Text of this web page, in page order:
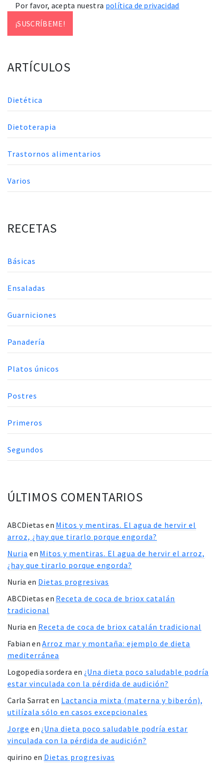
Por favor, acepta nuestra política de privacidad
ARTÍCULOS
Dietética
Dietoterapia
Trastornos alimentarios
Varios
RECETAS
Básicas
Ensaladas
Guarniciones
Panadería
Platos únicos
Postres
Primeros
Segundos
ÚLTIMOS COMENTARIOS
ABCDietas en Mitos y mentiras. El agua de hervir el
arroz, ¿hay que tirarlo porque engorda?
Nuria en Mitos y mentiras. El agua de hervir el arroz,
¿hay que tirarlo porque engorda?
Nuria en Dietas progresivas
ABCDietas en Receta de coca de briox catalán
tradicional
Nuria en Receta de coca de briox catalán tradicional
Fabian enArroz mar y montaña: ejemplo de dieta
mediterránea
Logopedia sordera en ¿Una dieta poco saludable podría
estar vinculada con la pérdida de audición?
Carla Sarraten Lactancia mixta (materna y biberón),
utilízala sólo en casos excepcionales
Jorge en ¿Una dieta poco saludable podría estar
vinculada con la pérdida de audición?
quirino en Dietas progresivas